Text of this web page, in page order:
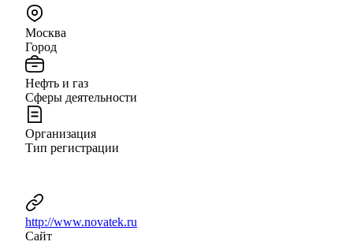
Москва
Город
Нефть и газ
Сферы деятельности
Организация
Тип регистрации
http://www.novatek.ru
Сайт